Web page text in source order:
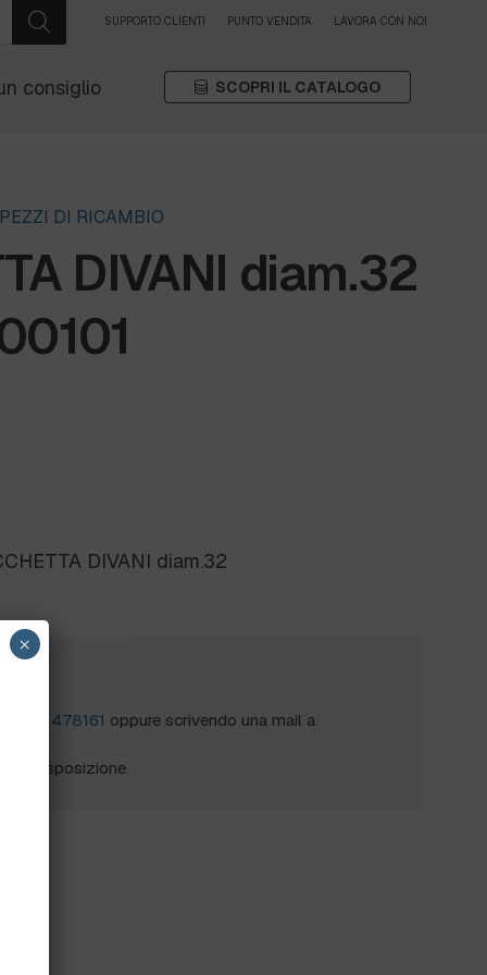
SUPPORTO CLIENTI PUNTO VENDITA LAVORA CON NOI
consiglio SCOPRI IL CATALOGO
PEZZI DI RICAMBIO
DIVANI diam.32
DIVANI diam.32
0172 478161 oppure scrivendo una mail a
a disposizione.
×